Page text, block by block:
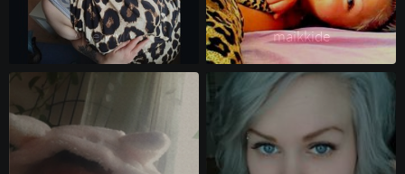
^|Jenny|^ maikkide